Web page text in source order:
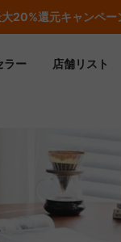
20%還元キャンペー
ラー 店舗リスト